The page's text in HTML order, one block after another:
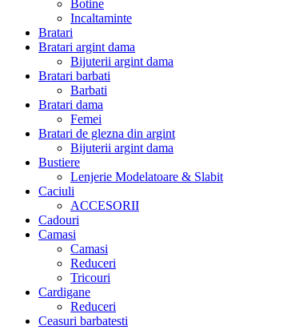
Botine
Incaltaminte
Bratari
Bratari argint dama
Bijuterii argint dama
Bratari barbati
Barbati
Bratari dama
Femei
Bratari de glezna din argint
Bijuterii argint dama
Bustiere
Lenjerie Modelatoare & Slabit
Caciuli
ACCESORII
Cadouri
Camasi
Camasi
Reduceri
Tricouri
Cardigane
Reduceri
Ceasuri barbatesti